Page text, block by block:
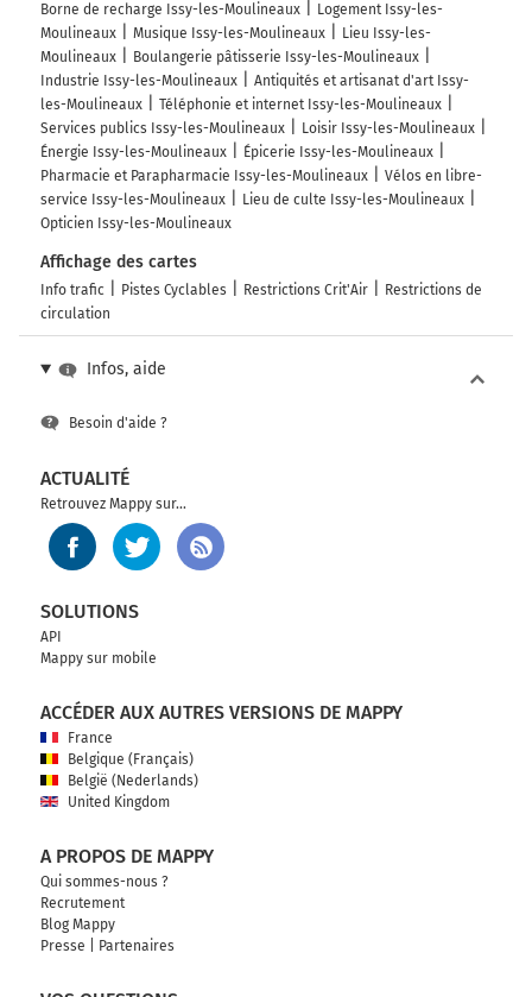
Borne de recharge Issy-les-Moulineaux
Logement Issy-les-
Moulineaux
Musique Issy-les-Moulineaux
Lieu Issy-les-
Moulineaux
Boulangerie pâtisserie Issy-les-Moulineaux
Industrie Issy-les-Moulineaux
Antiquités et artisanat d'art Issy-
les-Moulineaux
Téléphonie et internet Issy-les-Moulineaux
Services publics Issy-les-Moulineaux
Loisir Issy-les-Moulineaux
Énergie Issy-les-Moulineaux
Épicerie Issy-les-Moulineaux
Pharmacie et Parapharmacie Issy-les-Moulineaux
Vélos en libre-
service Issy-les-Moulineaux
Lieu de culte Issy-les-Moulineaux
Opticien Issy-les-Moulineaux
Affichage des cartes
Info trafic Pistes Cyclables Restrictions Crit'Air
Restrictions de
circulation
Infos, aide
Besoin d'aide ?
ACTUALITÉ
Retrouvez Mappy sur...
SOLUTIONS
API
Mappy sur mobile
ACCÉDER AUX AUTRES VERSIONS DE MAPPY
France
Belgique (Français)
België (Nederlands)
United Kingdom
A PROPOS DE MAPPY
Qui sommes-nous ?
Recrutement
Blog Mappy
Presse
Partenaires